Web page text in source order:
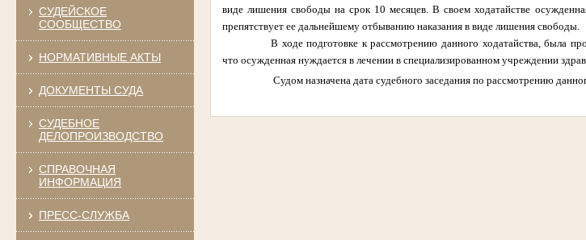
СУДЕЙСКОЕ
СООБЩЕСТВО
НОРМАТИВНЫЕ АКТЫ
ДОКУМЕНТЫ СУДА
СУДЕБНОЕ
ДЕЛОПРОИЗВОДСТВО
СПРАВОЧНАЯ
ИНФОРМАЦИЯ
ПРЕСС-СЛУЖБА
виде лишения свободы на срок 10 месяцев. В своем ходатайстве
препятствует ее дальнейшему отбыванию наказания в виде лишения свободы.
В ходе подготовке к рассмотрению данного ходатайства, была
что осужденная нуждается в лечении в специализированном учреждении
Судом назначена дата судебного заседания по рассмотрению